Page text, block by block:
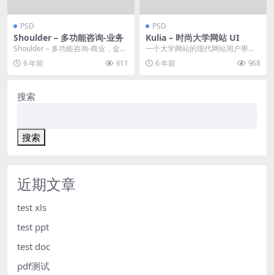
PSD
Shoulder – 多功能咨询-业务
Shoulder – 多功能咨询-商业，金融
PSD模板-商业公司的截...
6 年前 611
PSD
Kulia – 时尚大学网站 UI
一个大学网站的现代网站用户界面
设计模板。这个模板是理想的校园
网站，大学网站，学校...
6 年前 968
搜索
搜索
近期文章
test xls
test ppt
test doc
pdf测试